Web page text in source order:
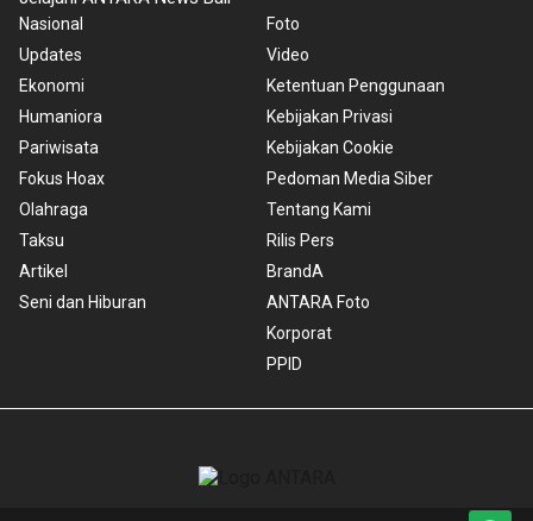
Nasional
Updates
Ekonomi
Humaniora
Pariwisata
Fokus Hoax
Olahraga
Taksu
Artikel
Seni dan Hiburan
Foto
Video
Ketentuan Penggunaan
Kebijakan Privasi
Kebijakan Cookie
Pedoman Media Siber
Tentang Kami
Rilis Pers
BrandA
ANTARA Foto
Korporat
PPID